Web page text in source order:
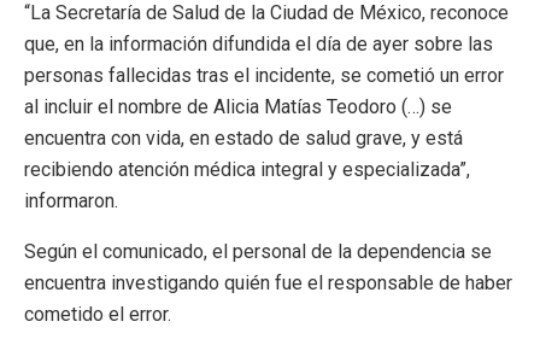
“La Secretaría de Salud de la Ciudad de México, reconoce
que, en la información difundida el día de ayer sobre las
personas fallecidas tras el incidente, se cometió un error
al incluir el nombre de Alicia Matías Teodoro (…) se
encuentra con vida, en estado de salud grave, y está
recibiendo atención médica integral y especializada”,
informaron.
Según el comunicado, el personal de la dependencia se
encuentra investigando quién fue el responsable de haber
cometido el error.